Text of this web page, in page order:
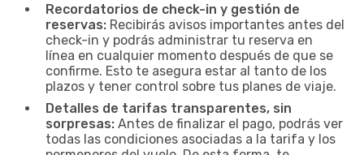
Recordatorios de check-in y gestión de
reservas: Recibirás avisos importantes antes del
check-in y podrás administrar tu reserva en
línea en cualquier momento después de que se
confirme. Esto te asegura estar al tanto de los
plazos y tener control sobre tus planes de viaje.
Detalles de tarifas transparentes, sin
sorpresas: Antes de finalizar el pago, podrás ver
todas las condiciones asociadas a la tarifa y los